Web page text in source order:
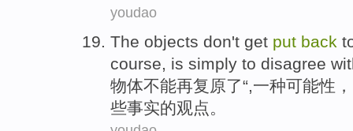
youdao
The objects don't get put back
course, is simply to disagree
物体不能再复原了“,一种可能性 ，
些事实的观点。